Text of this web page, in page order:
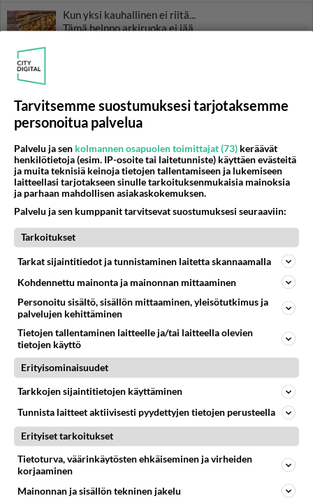
Kun yksi kauhallinen ei riitä...
Tämä helppo arkiruoka ei jää
RESEPTIT
Lihapullakastike on yksi
suomalaisten rakastamista
kotiruoista.
Nachopelti on mättöjen mättö.
Kastike saa hennon
vaaleanpunaisen värinsä
punajuuresta.
Tarvitsemme suostumuksesi tarjotaksemme
personoitua palvelua
Palvelu ja sen kolmannen osapuolen toimittajat (73) keräävät
henkilötietoja (esim. IP-osoite tai laitetunniste) käyttäen evästeitä
ja muita teknisiä keinoja tietojen tallentamiseen ja lukemiseen
laitteellasi tarjotakseen sinulle tarkoituksenmukaisia mainoksia
ja parhaan mahdollisen asiakaskokemuksen.
Palvelu ja sen kumppanit tarvitsevat suostumuksesi seuraaviin:
Tarkoitukset
Tarkat sijaintitiedot ja tunnistaminen laitetta skannaamalla
Kohdennettu mainonta ja mainonnan mittaaminen
Personoitu sisältö, sisällön mittaaminen, yleisötutkimus ja
palvelujen kehittäminen
Tietojen tallentaminen laitteelle ja/tai laitteella olevien
tietojen käyttö
Erityisominaisuudet
Tarkkojen sijaintitietojen käyttäminen
Tunnista laitteet aktiivisesti pyydettyjen tietojen perusteella
Erityiset tarkoitukset
Tietoturva, väärinkäytösten ehkäiseminen ja virheiden
korjaaminen
Mainonnan ja sisällön tekninen jakelu